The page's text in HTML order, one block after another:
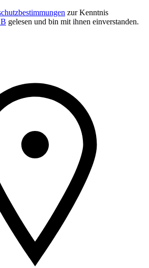
zur Kenntnis
gelesen und bin mit ihnen einverstanden.